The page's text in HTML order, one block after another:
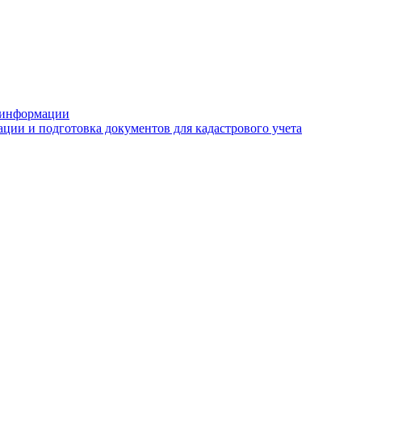
и подготовка документов для кадастрового учета